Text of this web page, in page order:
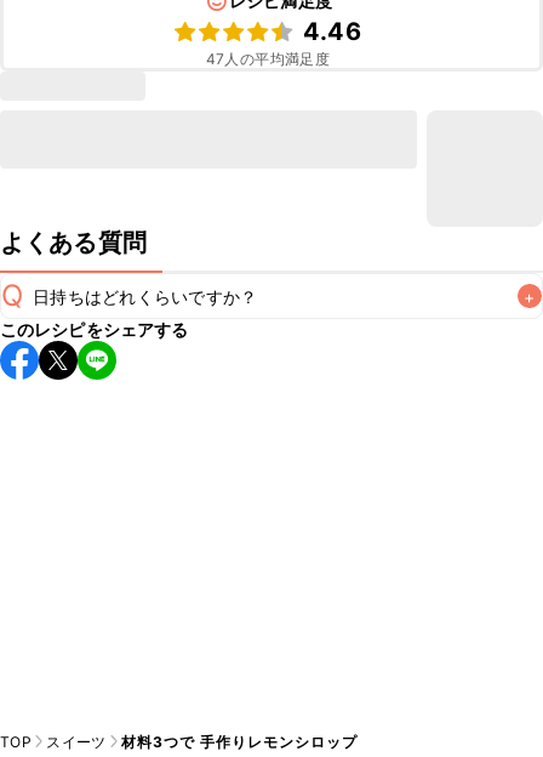
4.46
47 人の平均満足度
よくある質問
Q 日持ちはどれくらいですか？ +
保存期間は冷蔵で1週間が目安です。なるべくお早めにお召し
上がりください。
このレシピをシェアする
TOP スイーツ 材料3つで 手作りレモンシロップ